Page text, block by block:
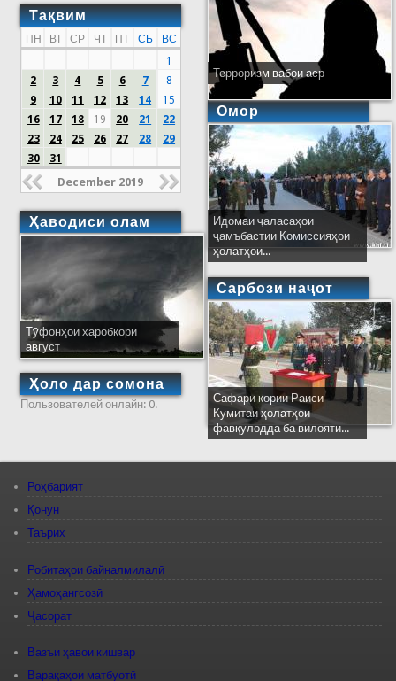
Тақвим
ПН ВТ СР ЧТ ПТ СБ
ВС
1
2
3 4 5 6 7
8
9
10 11 12 13 14
15
16
17 18 19 20 21
22
23
24 25 26 27 28
29
30
31
December 2019
Ҳаводиси олам
Тӯфонҳои харобкори
август
Ҳоло дар сомона
Пользователей онлайн: 0.
Терроризм вабои аср
Омор
Идомаи ҷаласаҳои
ҷамъбастии Комиссияҳои
ҳолатҳои...
Сарбози наҷот
Сафари кории Раиси
Кумитаи ҳолатҳои
фавқулодда ба вилояти...
Роҳбарият
Қонун
Таърих
Робитаҳои байналмилалӣ
Ҳамоҳангсозӣ
Ҷасорат
Вазъи ҳавои кишвар
Варақаҳои матбуотӣ